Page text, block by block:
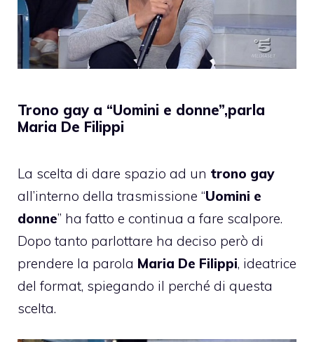
Trono gay a “Uomini e donne”,parla
Maria De Filippi
La scelta di dare spazio ad un trono gay
all’interno della trasmissione “Uomini e
donne” ha fatto e continua a fare scalpore.
Dopo tanto parlottare ha deciso però di
prendere la parola Maria De Filippi, ideatrice
del format, spiegando il perché di questa
scelta.